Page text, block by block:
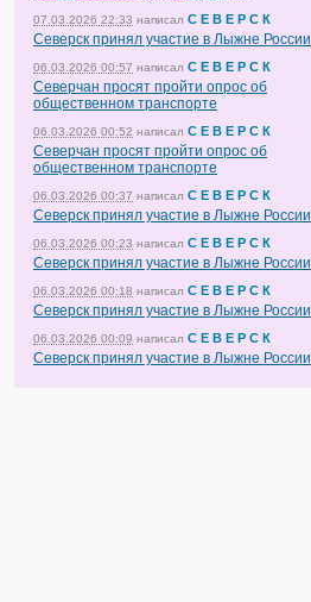
07.03.2026 22:33 написал С Е В Е Р С К
Северск принял участие в Лыжне России
06.03.2026 00:57 написал С Е В Е Р С К
Северчан просят пройти опрос об
общественном транспорте
06.03.2026 00:52 написал С Е В Е Р С К
Северчан просят пройти опрос об
общественном транспорте
06.03.2026 00:37 написал С Е В Е Р С К
Северск принял участие в Лыжне России
06.03.2026 00:23 написал С Е В Е Р С К
Северск принял участие в Лыжне России
06.03.2026 00:18 написал С Е В Е Р С К
Северск принял участие в Лыжне России
06.03.2026 00:09 написал С Е В Е Р С К
Северск принял участие в Лыжне России